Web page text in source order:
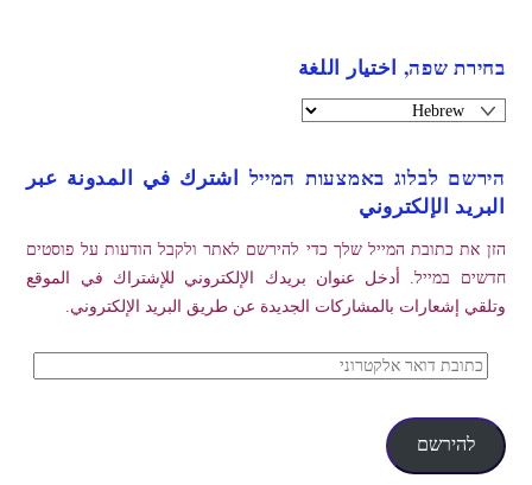
בחירת שפה, اختيار اللغة
הירשם לבלוג באמצעות המייל اشترك في المدونة عبر
البريد الإلكتروني
הזן את כתובת המייל שלך כדי להירשם לאתר ולקבל הודעות על פוסטים
חדשים במייל. أدخل عنوان بريدك الإلكتروني للإشتراك في الموقع
وتلقي إشعارات بالمشاركات الجديدة عن طريق البريد الإلكتروني.
כתובת
אלקטרוני
להירשם